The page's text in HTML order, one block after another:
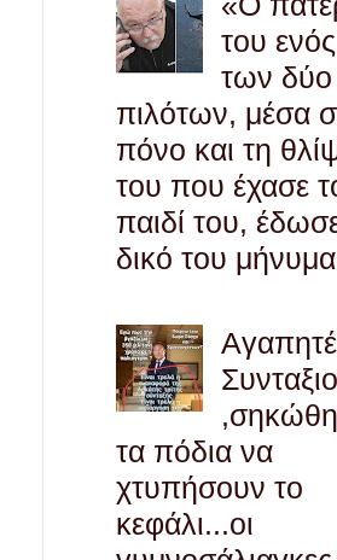
του
των δύο
πιλότων, μέσα
πόνο και τη
του που έχασε
παιδί του,
δικό του μήνυμα
Αγαπητέ
τα πόδια να
χτυπήσουν το
κεφάλι...οι